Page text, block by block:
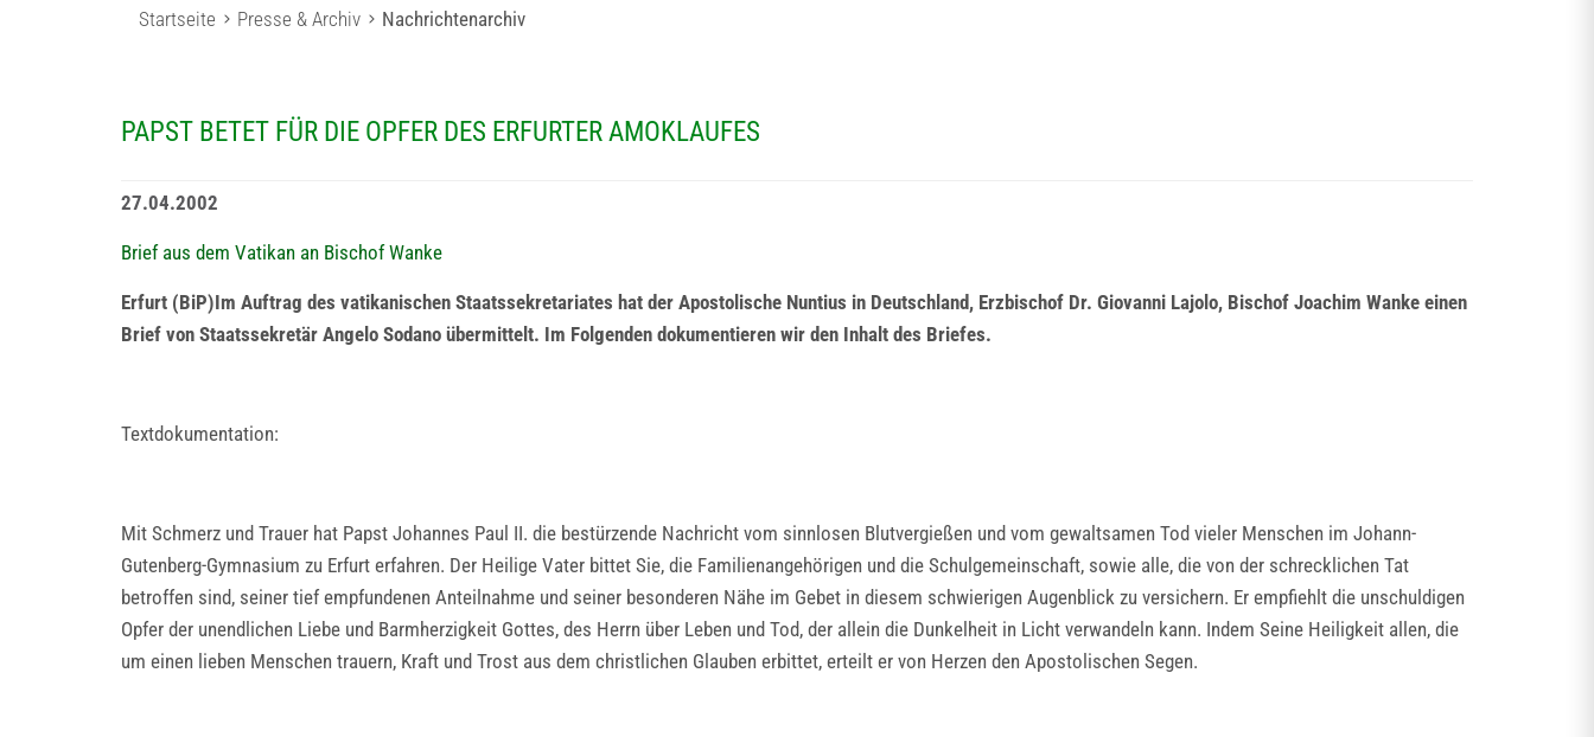
Startseite Presse & Archiv Nachrichtenarchiv
PAPST BETET FÜR DIE OPFER DES ERFURTER AMOKLAUFES
27.04.2002
Brief aus dem Vatikan an Bischof Wanke
Erfurt (BiP)Im Auftrag des vatikanischen Staatssekretariates hat der Apostolische Nuntius in Deutschland, Erzbischof Dr. Giovanni Lajolo, Bischof Joachim Wanke einen
Brief von Staatssekretär Angelo Sodano übermittelt. Im Folgenden dokumentieren wir den Inhalt des Briefes.
Textdokumentation:
Mit Schmerz und Trauer hat Papst Johannes Paul II. die bestürzende Nachricht vom sinnlosen Blutvergießen und vom gewaltsamen Tod vieler Menschen im Johann-
Gutenberg-Gymnasium zu Erfurt erfahren. Der Heilige Vater bittet Sie, die Familienangehörigen und die Schulgemeinschaft, sowie alle, die von der schrecklichen Tat
betroffen sind, seiner tief empfundenen Anteilnahme und seiner besonderen Nähe im Gebet in diesem schwierigen Augenblick zu versichern. Er empfiehlt die unschuldigen
Opfer der unendlichen Liebe und Barmherzigkeit Gottes, des Herrn über Leben und Tod, der allein die Dunkelheit in Licht verwandeln kann. Indem Seine Heiligkeit allen, die
um einen lieben Menschen trauern, Kraft und Trost aus dem christlichen Glauben erbittet, erteilt er von Herzen den Apostolischen Segen.